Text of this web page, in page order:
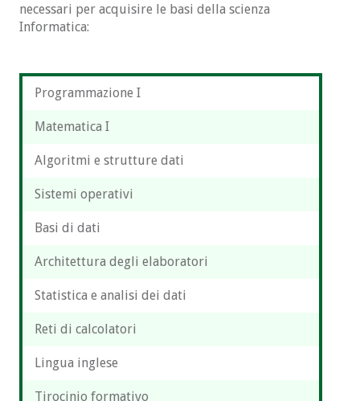
necessari per acquisire le basi della scienza
Informatica:
Programmazione I
Matematica I
Algoritmi e strutture dati
Sistemi operativi
Basi di dati
Architettura degli elaboratori
Statistica e analisi dei dati
Reti di calcolatori
Lingua inglese
Tirocinio formativo